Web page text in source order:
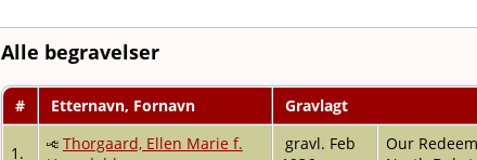
Alle begravelser
# Etternavn, Fornavn Gravlagt
1.
Thorgaard, Ellen Marie f.
gravl. Feb
Our